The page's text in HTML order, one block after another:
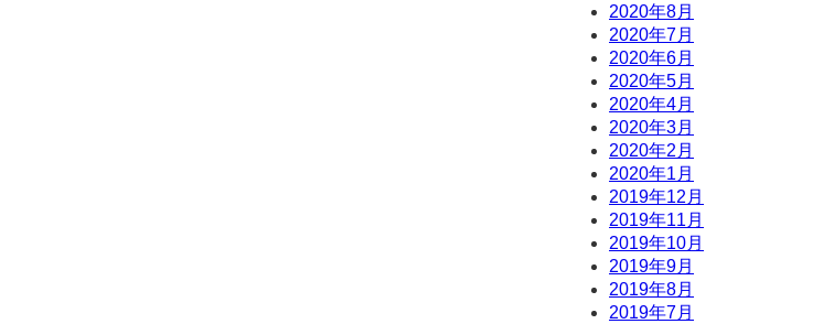
2020年8月
2020年7月
2020年6月
2020年5月
2020年4月
2020年3月
2020年2月
2020年1月
2019年12月
2019年11月
2019年10月
2019年9月
2019年8月
2019年7月